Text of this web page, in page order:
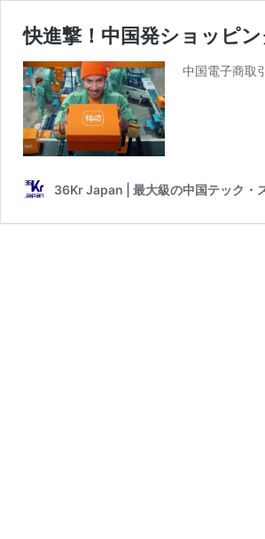
快進撃！中国発ショッピ
中国電子商取
36Kr Japan | 最大級の中国テック・